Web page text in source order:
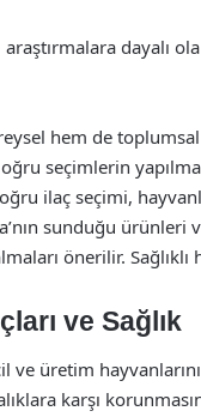
dayalı
hem de
seçimlerin
ilaç seçimi,
sunduğu ürünleri
önerilir. Sağlıklı
ve Sağlık
ve üretim
karşı